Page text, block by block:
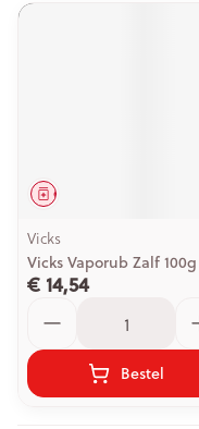
Geneesmiddel
Vicks
Vicks Vaporub Zalf 100g
€ 14,54
Bestel